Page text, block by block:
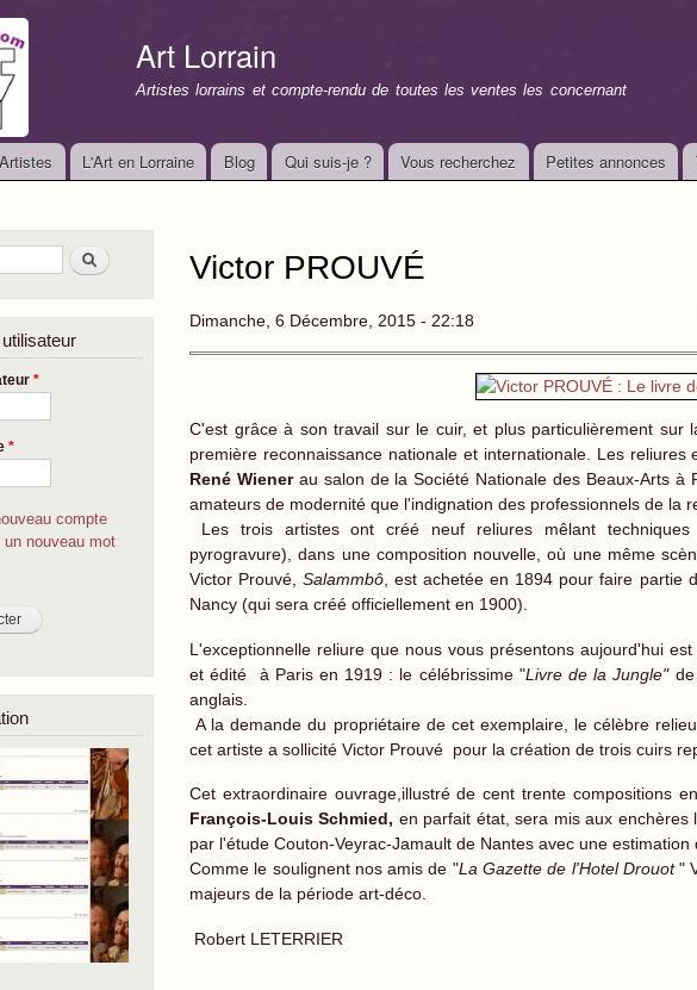
Art Lorrain
Artistes lorrains et compte-rendu de toutes les ventes les concernant
Artistes L'Art en Lorraine Blog Qui suis-je ? Vous recherchez Petites annonces
rechercheRechercher
*
*
compte
un nouveau mot
Victor PROUVÉ
Dimanche, 6 Décembre, 2015 - 22:18
C'est grâce à son travail sur le cuir, et plus particulièrement sur
première reconnaissance nationale et internationale. Les reliures
René Wienerau salon de la Société Nationale des Beaux-Arts à
amateurs de modernité que l'indignation des professionnels de la
Les trois artistes ont créé neuf reliures mêlant
pyrogravure), dans une composition nouvelle, où une même
Victor Prouvé,Salammbô , est achetée en 1894 pour faire partie
Nancy (qui sera créé officiellement en 1900).
L'exceptionnelle reliure que nous vous présentons aujourd'hui
et édité à Paris en 1919 : le célébrissime "Livre de la Jungle"de
anglais.
A la demande du propriétaire de cet exemplaire, le célèbre
cet artiste a sollicité Victor Prouvé pour la création de trois cuirs
Cet extraordinaire ouvrage,illustré de cent trente compositions
François-Louis Schmied, en parfait état, sera mis aux
par l'étude Couton-Veyrac-Jamault de Nantes avec une
Comme le soulignent nos amis de "La Gazette de l'Hotel Drouot"
majeurs de la période art-déco.
Robert LETERRIER